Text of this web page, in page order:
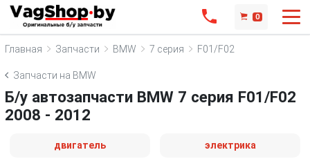
0
Главная Запчасти BMW 7 серия F01/F02
Запчасти на BMW
Б/у автозапчасти BMW 7 серия F01/F02
2008 - 2012
двигатель электрика